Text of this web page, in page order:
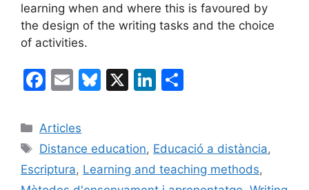
learning when and where this is favoured by
the design of the writing tasks and the choice
of activities.
F
c
e
b
E
ai
l
Bl
s
k
X
Li
e
dI
p
ar
Categories
Articles
Etiquetes
Distance education, Educació a distància,
Escriptura, Learning and teaching methods,